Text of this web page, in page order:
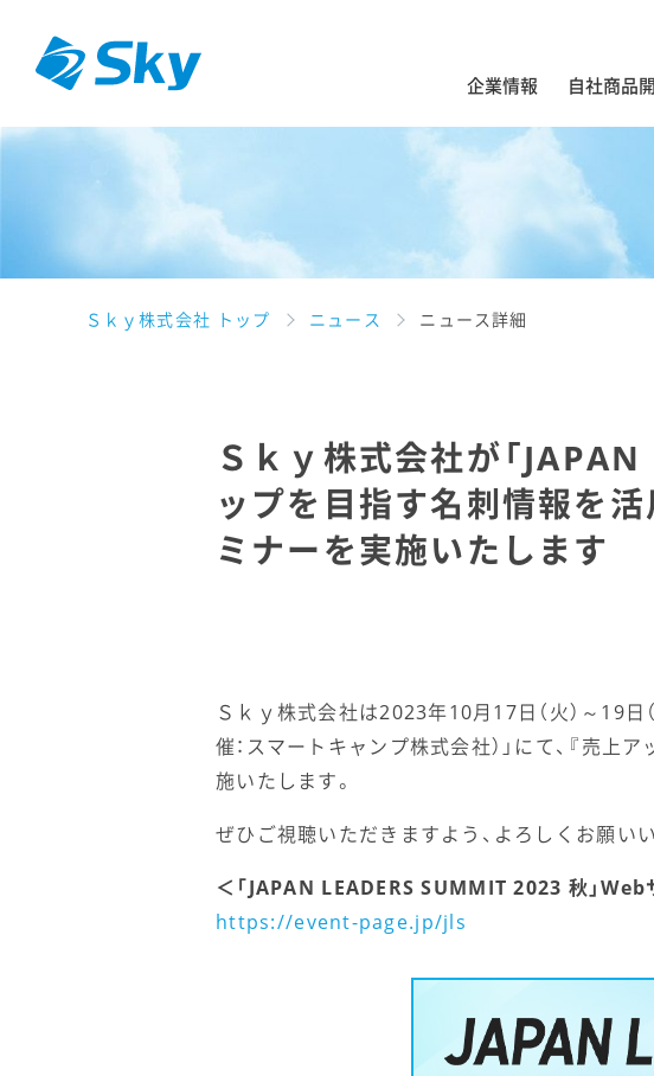
企業情報 自社商品
Ｓｋｙ株式会社 トップ ニュース ニュース詳細
Ｓｋｙ株式会社が「
ップを目指す名刺情報を
ミナーを実施いたします
Ｓｋｙ株式会社は2023年10月17日（火）～19
催：スマートキャンプ株式会社）」にて、『売
施いたします。
ぜひご視聴いただきますよう、よろしくお願い
＜「JAPAN LEADERS SUMMIT 2023 秋」Web
https://event-page.jp/jls